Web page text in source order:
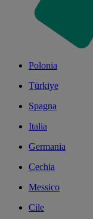
Polonia
Türkiye
Spagna
Italia
Germania
Cechia
Messico
Cile